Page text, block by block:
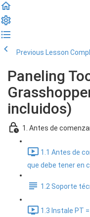
Previous Lesson
Paneling
incluidos)
1. Antes de
1.1 Antes de
que debe tener en
1.2 Soporte
1.3 Instale PT